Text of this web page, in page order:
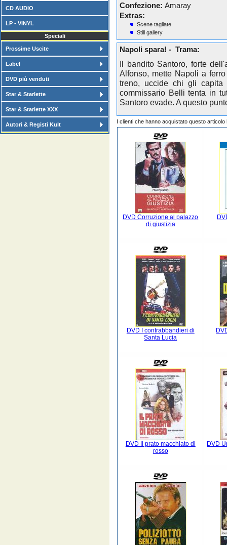
CD AUDIO
LP - VINYL
Speciali
Prossime Uscite
Label
DVD più venduti
Star & Starlette
Star & Starlette XXX
Autori & Registi Kult
Confezione: Amaray
Extras:
Scene tagliate
Still gallery
Napoli spara! - Trama:
Il bandito Santoro, forte
Alfonso, mette Napoli a
treno, uccide chi gli
commissario Belli tenta in
Santoro evade. A questo
I clienti che hanno acquistato questo
DVD Corruzione al palazzo
di giustizia
DVD I contrabbandieri di
Santa Lucia
DVD Il prato macchiato di
rosso
DVD